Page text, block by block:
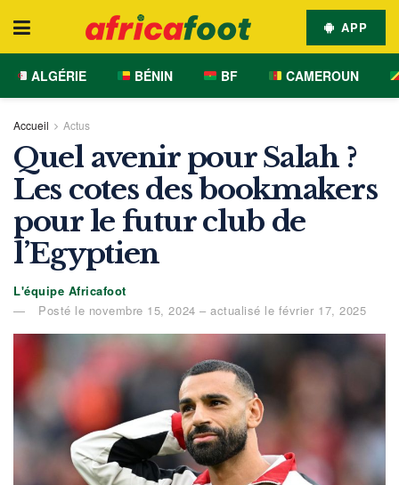
APP
ALGÉRIE BÉNIN BF CAMEROUN
Accueil Actus
Quel avenir pour Salah ?
Les cotes des bookmakers
pour le futur club de
l’Egyptien
L'équipe Africafoot
Posté le novembre 15, 2024 – actualisé le février 17, 2025